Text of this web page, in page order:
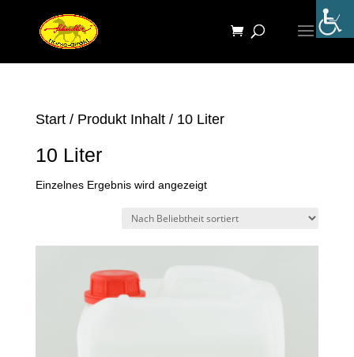
Start/ Produkt Inhalt / 10 Liter
10 Liter
Einzelnes Ergebnis wird angezeigt